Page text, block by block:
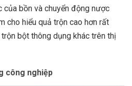
của bồn và chuyển động nược
cho hiểu quả trộn cao hơn rất
bột thông dụng khác trên thị
công nghiệp